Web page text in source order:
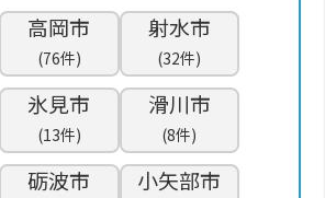
高岡市
(76件)
射水市
(32件)
氷見市
(13件)
滑川市
(8件)
砺波市 小矢部市